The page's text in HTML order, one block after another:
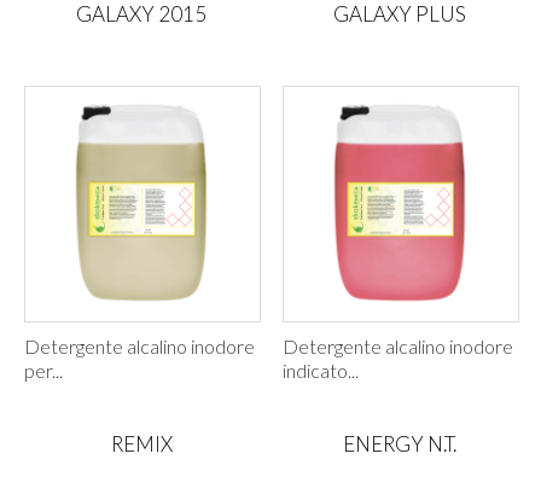
GALAXY 2015
Detergente alcalino inodore
per...
GALAXY PLUS
Detergente alcalino inodore
indicato...
REMIX ENERGY N.T.